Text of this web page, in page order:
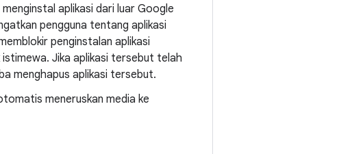
aplikasi dari luar Google
pengguna tentang aplikasi
penginstalan aplikasi
Jika aplikasi tersebut telah
menghapus aplikasi tersebut.
meneruskan media ke